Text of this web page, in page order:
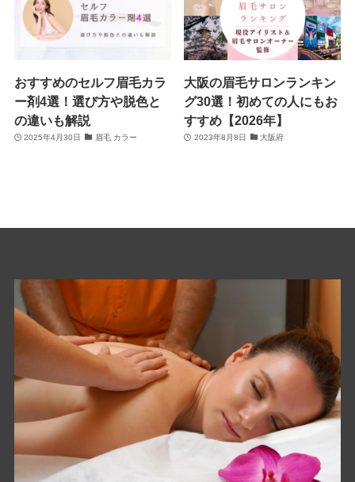
おすすめのセルフ眉毛カラ
ー剤4選！選び方や脱色と
の違いも解説
2025年4月30日 眉毛 カラー
大阪の眉毛サロンランキン
グ30選！初めての人にもお
すすめ【2026年】
2023年8月8日 大阪府